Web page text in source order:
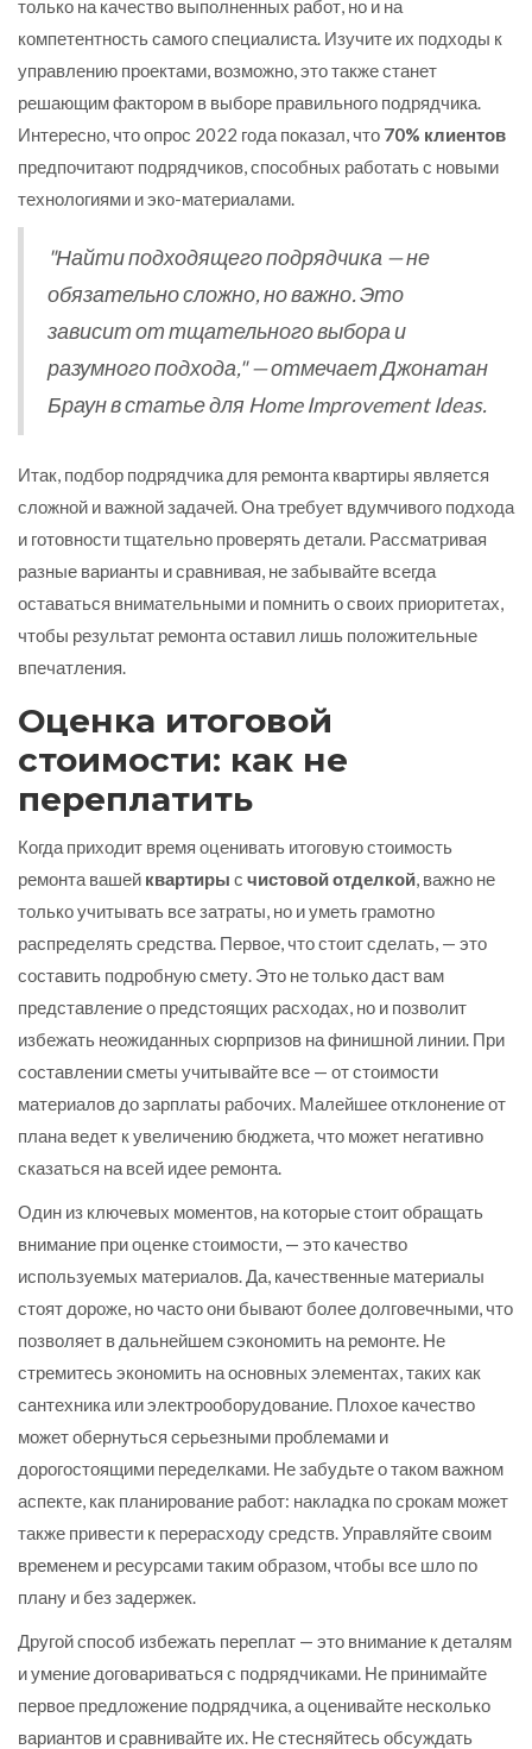
только на качество выполненных работ, но и на
компетентность самого специалиста. Изучите их подходы к
управлению проектами, возможно, это также станет
решающим фактором в выборе правильного подрядчика.
Интересно, что опрос 2022 года показал, что 70% клиентов
предпочитают подрядчиков, способных работать с новыми
технологиями и эко-материалами.
"Найти подходящего подрядчика — не
обязательно сложно, но важно. Это
зависит от тщательного выбора и
разумного подхода," — отмечает Джонатан
Браун в статье для Home Improvement Ideas.
Итак, подбор подрядчика для ремонта квартиры является
сложной и важной задачей. Она требует вдумчивого подхода
и готовности тщательно проверять детали. Рассматривая
разные варианты и сравнивая, не забывайте всегда
оставаться внимательными и помнить о своих приоритетах,
чтобы результат ремонта оставил лишь положительные
впечатления.
Оценка итоговой
стоимости: как не
переплатить
Когда приходит время оценивать итоговую стоимость
ремонта вашей квартиры с чистовой отделкой, важно не
только учитывать все затраты, но и уметь грамотно
распределять средства. Первое, что стоит сделать, — это
составить подробную смету. Это не только даст вам
представление о предстоящих расходах, но и позволит
избежать неожиданных сюрпризов на финишной линии. При
составлении сметы учитывайте все — от стоимости
материалов до зарплаты рабочих. Малейшее отклонение от
плана ведет к увеличению бюджета, что может негативно
сказаться на всей идее ремонта.
Один из ключевых моментов, на которые стоит обращать
внимание при оценке стоимости, — это качество
используемых материалов. Да, качественные материалы
стоят дороже, но часто они бывают более долговечными, что
позволяет в дальнейшем сэкономить на ремонте. Не
стремитесь экономить на основных элементах, таких как
сантехника или электрооборудование. Плохое качество
может обернуться серьезными проблемами и
дорогостоящими переделками. Не забудьте о таком важном
аспекте, как планирование работ: накладка по срокам может
также привести к перерасходу средств. Управляйте своим
временем и ресурсами таким образом, чтобы все шло по
плану и без задержек.
Другой способ избежать переплат — это внимание к деталям
и умение договариваться с подрядчиками. Не принимайте
первое предложение подрядчика, а оценивайте несколько
вариантов и сравнивайте их. Не стесняйтесь обсуждать